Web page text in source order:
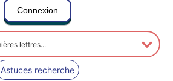
Connexion
Astuces recherche